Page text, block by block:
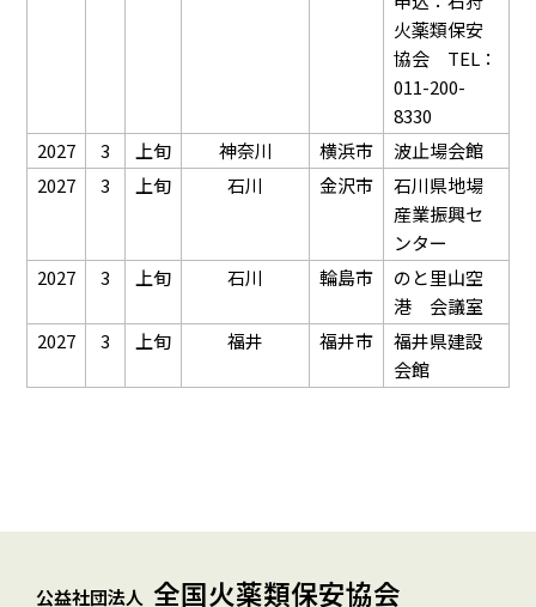
火薬類保安
協会 TEL：
011-200-
8330
2027
3 上旬 神奈川 横浜市
波止場会館
2027
3 上旬 石川 金沢市
石川県地場
産業振興セ
ンター
2027
3 上旬 石川 輪島市
のと里山空
港 会議室
2027
3 上旬 福井 福井市
福井県建設
会館
公益社団法人 全国火薬類保安協会